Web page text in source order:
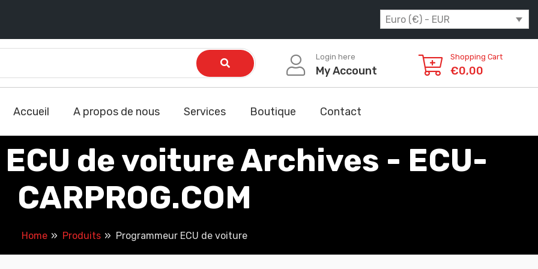
Euro (€) - EUR
Login here
My Account
Shopping Cart
€0,00
Accueil A propos de nous Services Boutique Contact
de voiture Archives - ECU-
CARPROG.COM
Home Produits Programmeur ECU de voiture